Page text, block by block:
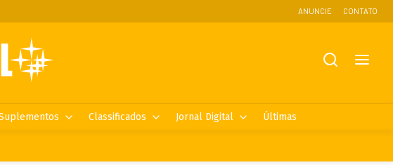
ANUNCIE CONTATO
Classificados Jornal Digital Últimas